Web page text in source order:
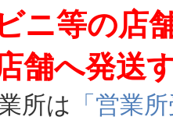
ニ等の店
舗へ発送
所は 「営業